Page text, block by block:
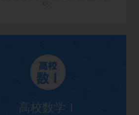
い。
高校数学Ⅰ